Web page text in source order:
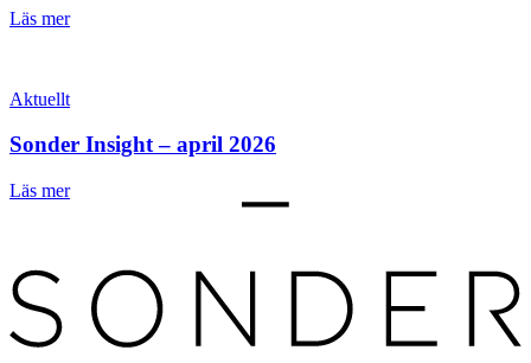
Läs mer
Aktuellt
Sonder Insight – april 2026
Läs mer